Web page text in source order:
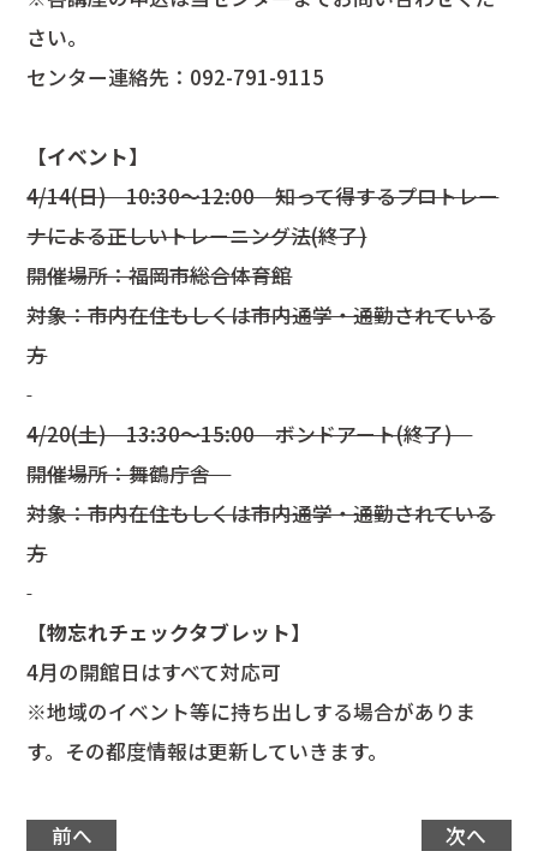
さい。
センター連絡先：092-791-9115
【イベント】
4/14(日) 10:30～12:00 知って得するプロトレー
ナによる正しいトレーニング法(終了)
開催場所：福岡市総合体育館
対象：市内在住もしくは市内通学・通勤されている
方
4/20(土) 13:30～15:00 ボンドアート(終了)
開催場所：舞鶴庁舎
対象：市内在住もしくは市内通学・通勤されている
方
【物忘れチェックタブレット】
4月の開館日はすべて対応可
※地域のイベント等に持ち出しする場合がありま
す。その都度情報は更新していきます。
前へ 次へ